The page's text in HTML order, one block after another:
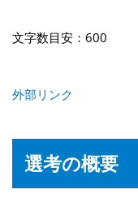
文字数目安：600
外部リンク
選考の概要